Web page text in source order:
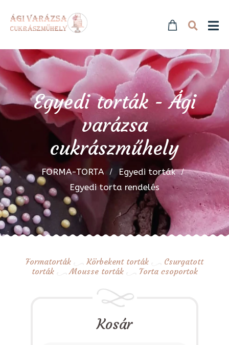
Egyedi torták - Ági
varázsa
cukrászműhely
FORMA-TORTA
Egyedi torták
Egyedi torta rendelés
Formatorták Körbekent torták
Csurgatott
torták
Mousse torták Torta csoportok
Kosár